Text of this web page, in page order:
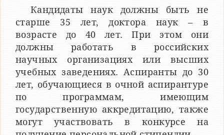
Кандидаты наук должны быть не
старше 35 лет, доктора наук – в
возрасте до 40 лет. При этом они
должны работать в российских
научных организациях или высших
учебных заведениях. Аспиранты до 30
лет, обучающиеся в очной аспирантуре
по программам, имеющим
государственную аккредитацию, также
могут участвовать в конкурсе на